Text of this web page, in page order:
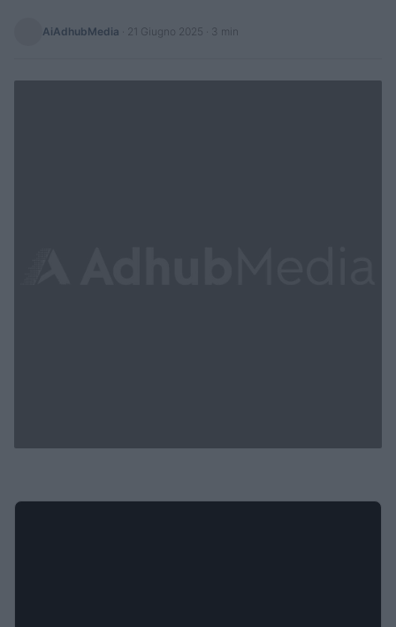
AiAdhubMedia 21 Giugno 2025 · 3 min